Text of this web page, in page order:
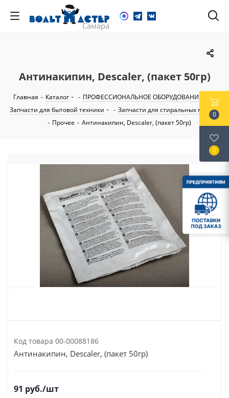
Антинакипин, Descaler, (пакет 50гр)
Главная - Каталог - ПРОФЕССИОНАЛЬНОЕ ОБОРУДОВАНИЕ
-
Запчасти для бытовой техники
- Запчасти для стиральных машин
- Прочее - Антинакипин, Descaler, (пакет 50гр)
Код товара 00-00088186
Антинакипин, Descaler, (пакет 50гр)
91 руб./шт
0
0